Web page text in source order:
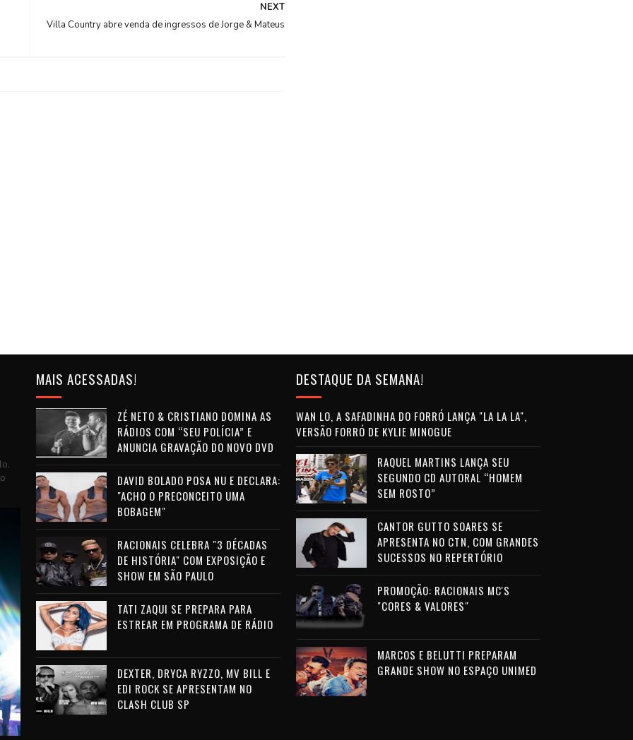
NEXT
Villa Country abre venda de ingressos de Jorge & Mateus
MAIS ACESSADAS!
ZÉ NETO & CRISTIANO DOMINA AS
RÁDIOS COM “SEU POLÍCIA” E
ANUNCIA GRAVAÇÃO DO NOVO DVD
DAVID BOLADO POSA NU E DECLARA:
"ACHO O PRECONCEITO UMA
BOBAGEM"
RACIONAIS CELEBRA "3 DÉCADAS
DE HISTÓRIA" COM EXPOSIÇÃO E
SHOW EM SÃO PAULO
TATI ZAQUI SE PREPARA PARA
ESTREAR EM PROGRAMA DE RÁDIO
DEXTER, DRYCA RYZZO, MV BILL E
EDI ROCK SE APRESENTAM NO
CLASH CLUB SP
DESTAQUE DA SEMANA!
WAN LO, A SAFADINHA DO FORRÓ LANÇA "LA LA LA",
VERSÃO FORRÓ DE KYLIE MINOGUE
RAQUEL MARTINS LANÇA SEU
SEGUNDO CD AUTORAL “HOMEM
SEM ROSTO”
CANTOR GUTTO SOARES SE
APRESENTA NO CTN, COM GRANDES
SUCESSOS NO REPERTÓRIO
PROMOÇÃO: RACIONAIS MC'S
"CORES & VALORES"
MARCOS E BELUTTI PREPARAM
GRANDE SHOW NO ESPAÇO UNIMED